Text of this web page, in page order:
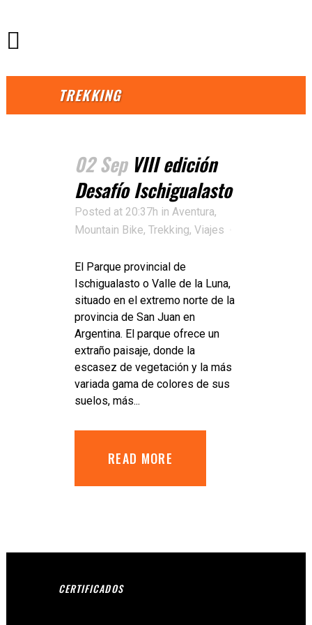
TREKKING
02 Sep VIII edición
Desafío Ischigualasto
Posted at 20:37h in Aventura,
Mountain Bike, Trekking, Viajes
El Parque provincial de
Ischigualasto o Valle de la Luna,
situado en el extremo norte de la
provincia de San Juan en
Argentina. El parque ofrece un
extraño paisaje, donde la
escasez de vegetación y la más
variada gama de colores de sus
suelos, más...
READ MORE
CERTIFICADOS